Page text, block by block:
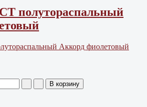
полутораспальный